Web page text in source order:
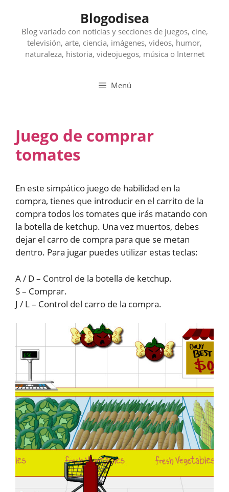
contenido
Blogodisea
Blog variado con noticias y secciones de juegos, cine,
televisión, arte, ciencia, imágenes, videos, humor,
naturaleza, historia, videojuegos, música o Internet
Menú
Juego de comprar
tomates
En este simpático juego de habilidad en la
compra, tienes que introducir en el carrito de la
compra todos los tomates que irás matando con
la botella de ketchup. Una vez muertos, debes
dejar el carro de compra para que se metan
dentro. Para jugar puedes utilizar estas teclas:
A / D – Control de la botella de ketchup.
S – Comprar.
J / L – Control del carro de la compra.